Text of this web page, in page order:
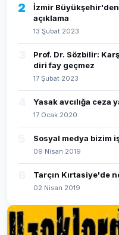
2
İzmir Büyükşehir'den
açıklama
13 Şubat 2023
Prof. Dr. Sözbilir:
diri fay geçmez
17 Şubat 2023
Yasak avcılığa ceza
17 Ocak 2020
Sosyal medya bizim
09 Nisan 2019
Tarçın Kırtasiye'de
02 Nisan 2019